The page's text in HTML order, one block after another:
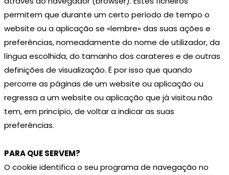
permitem que durante um certo período de tempo o
website ou a aplicação se «lembre» das suas ações e
preferências, nomeadamente do nome de utilizador, da
língua escolhida, do tamanho dos carateres e de outras
definições de visualização. É por isso que quando
percorre as páginas de um website ou aplicação ou
regressa a um website ou aplicação que já visitou não
tem, em princípio, de voltar a indicar as suas
preferências.
PARA QUE SERVEM?
O cookie identifica o seu programa de navegação no